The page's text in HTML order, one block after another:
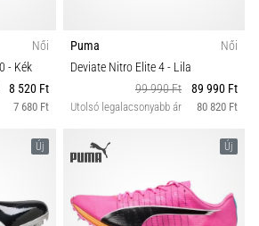
Női
- Kék
8 520 Ft
7 680 Ft
Puma
Női
Deviate Nitro Elite 4- Lila
99 990 Ft
89 990 Ft
Utolsó legalacsonyabb ár 80 820 Ft
Új Új